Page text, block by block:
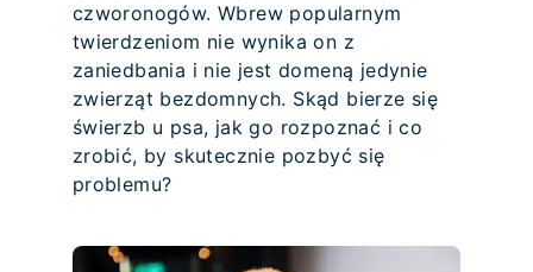
czworonogów. Wbrew popularnym
twierdzeniom nie wynika on z
zaniedbania i nie jest domeną jedynie
zwierząt bezdomnych. Skąd bierze się
świerzb u psa, jak go rozpoznać i co
zrobić, by skutecznie pozbyć się
problemu?